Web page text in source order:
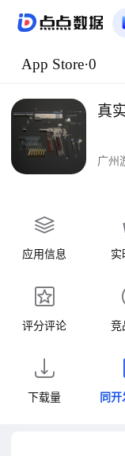
App Store·0
真
广州
应用信息 实
评分评论 竞
下载量 同